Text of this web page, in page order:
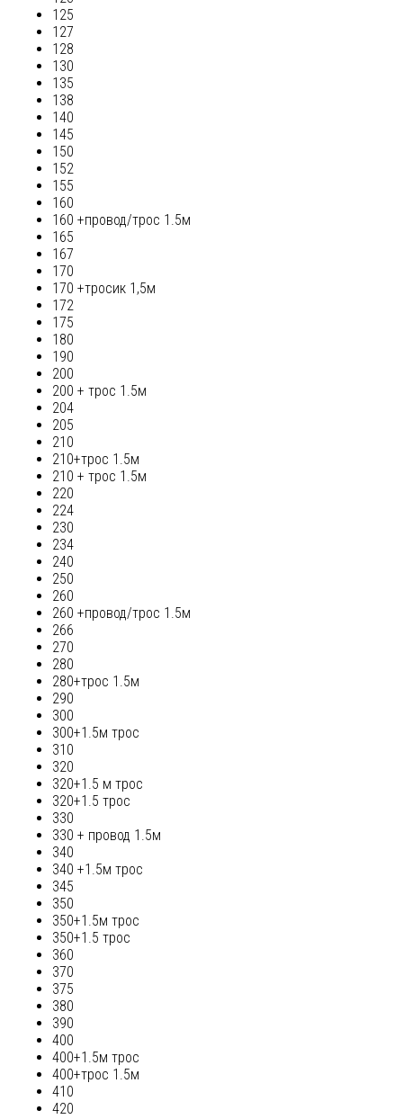
125
127
128
130
135
138
140
145
150
152
155
160
160 +провод/трос 1.5м
165
167
170
170 +тросик 1,5м
172
175
180
190
200
200 + трос 1.5м
204
205
210
210+трос 1.5м
210 + трос 1.5м
220
224
230
234
240
250
260
260 +провод/трос 1.5м
266
270
280
280+трос 1.5м
290
300
300+1.5м трос
310
320
320+1.5 м трос
320+1.5 трос
330
330 + провод 1.5м
340
340 +1.5м трос
345
350
350+1.5м трос
350+1.5 трос
360
370
375
380
390
400
400+1.5м трос
400+трос 1.5м
410
420